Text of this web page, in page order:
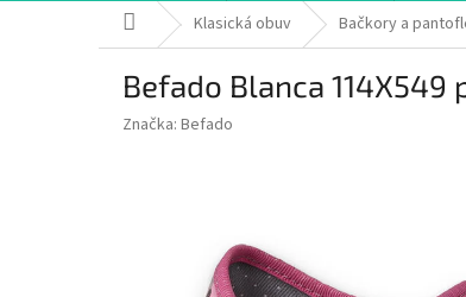
Domů Klasická obuv Bačkory a
Befado Blanca 114X549
Značka: Befado